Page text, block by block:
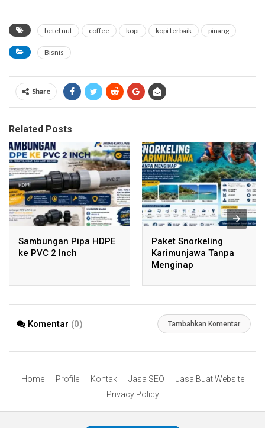
betel nut coffee kopi kopi terbaik pinang
Bisnis
Share
Related Posts
Sambungan Pipa HDPE
ke PVC 2 Inch
Paket Snorkeling
Karimunjawa Tanpa
Menginap
Komentar (0) Tambahkan Komentar
Home Profile Kontak Jasa SEO
Jasa Buat Website
Privacy Policy